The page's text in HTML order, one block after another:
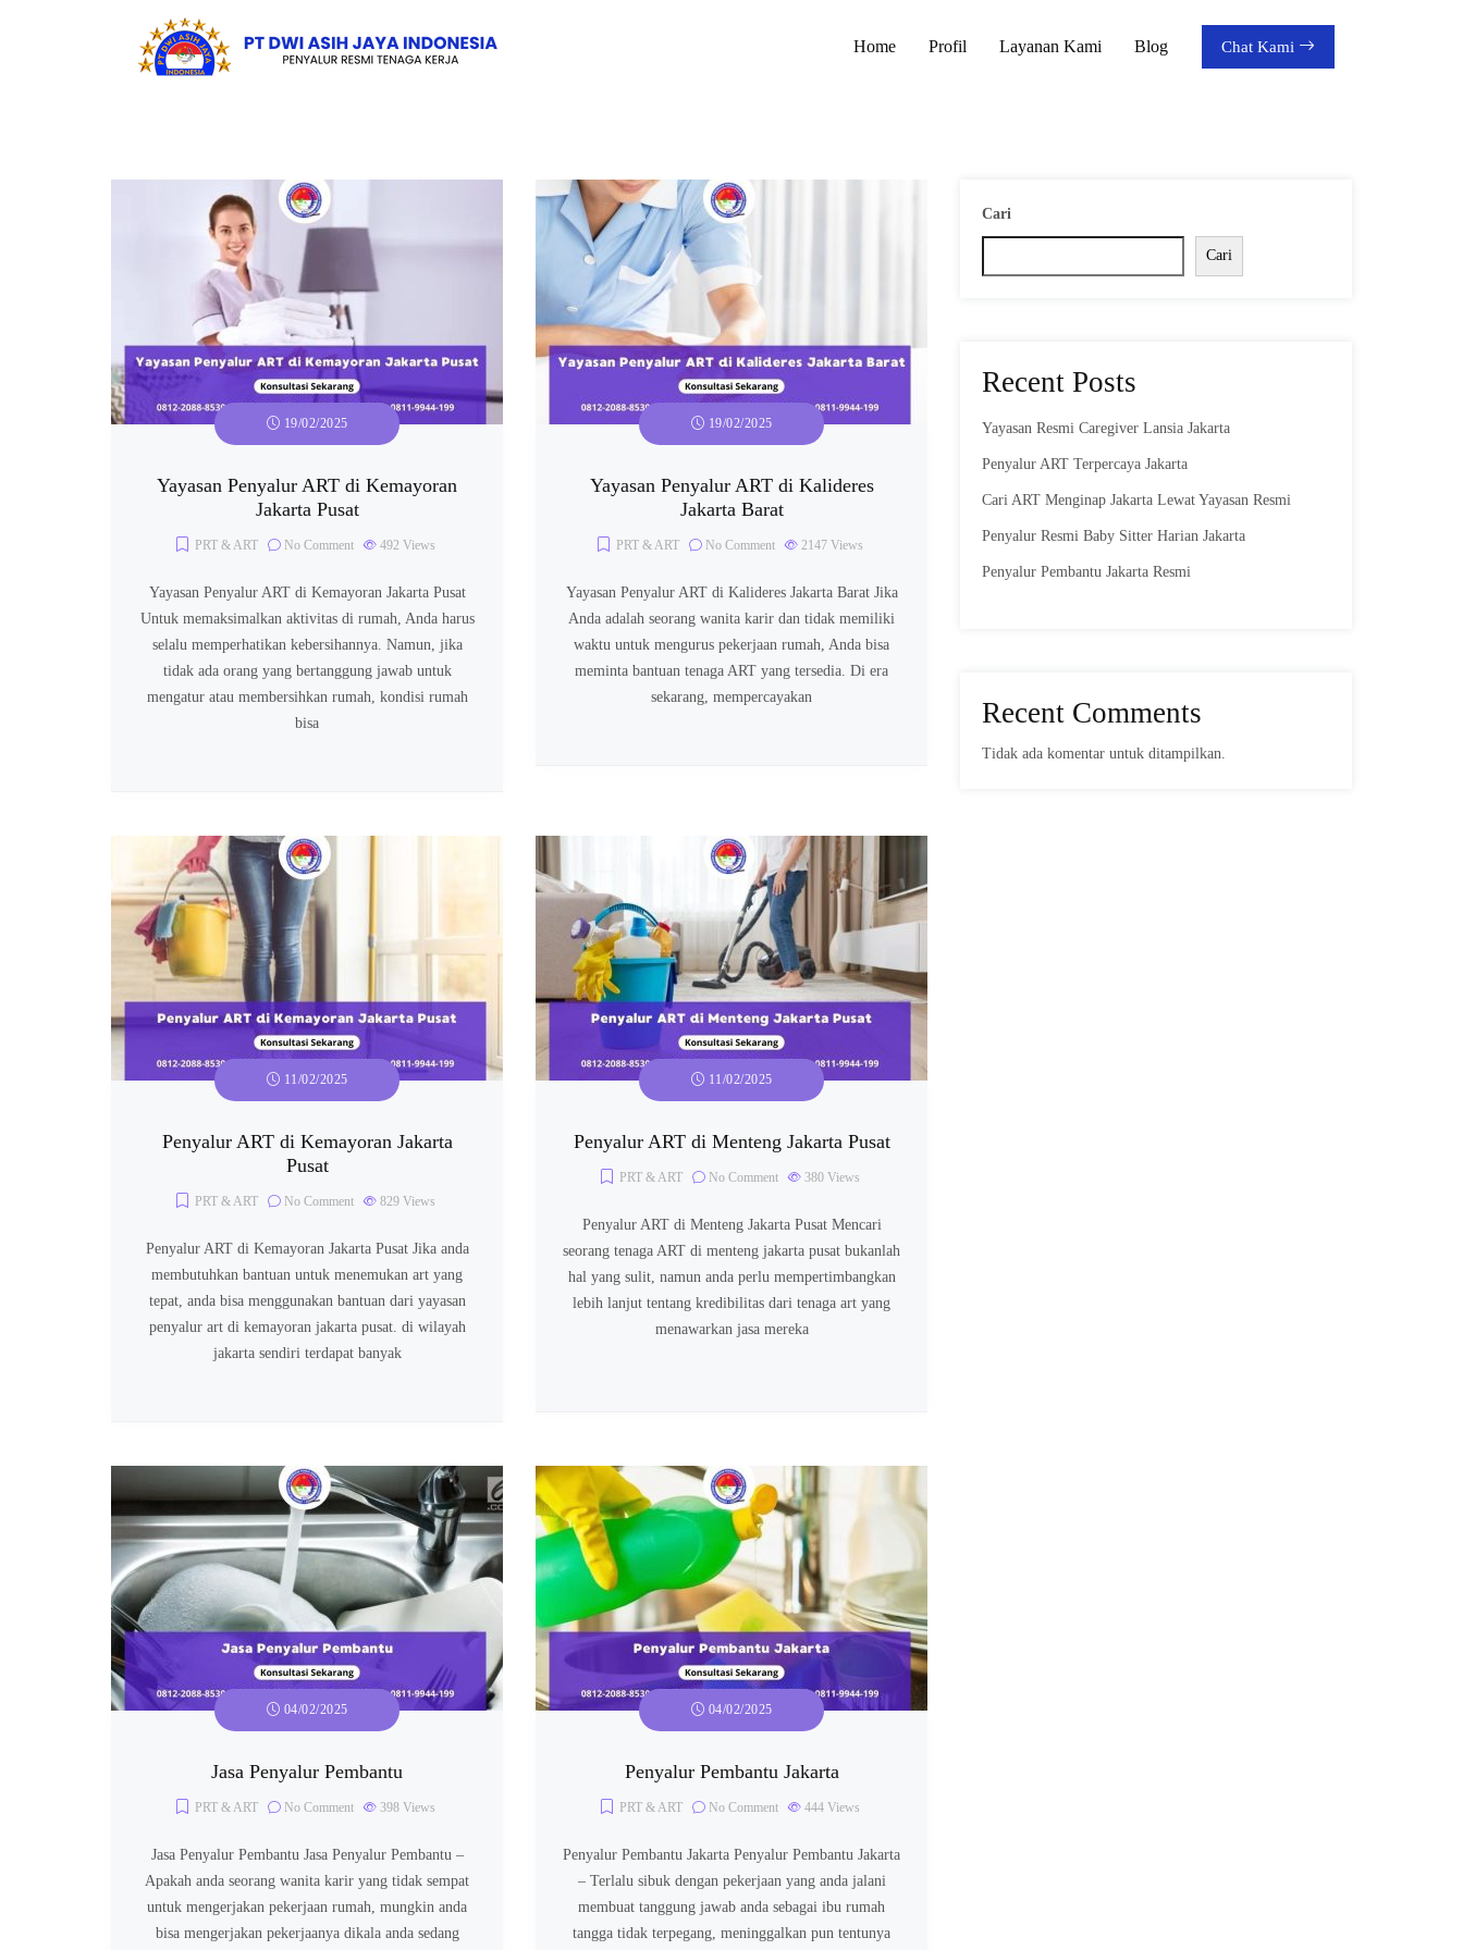
Home Profil Layanan Kami Blog Chat Kami
19/02/2025
Yayasan Penyalur ART di Kemayoran
Jakarta Pusat
PRT & ART No Comment 492 Views
Yayasan Penyalur ART di Kemayoran Jakarta Pusat
Untuk memaksimalkan aktivitas di rumah, Anda harus
selalu memperhatikan kebersihannya. Namun, jika
tidak ada orang yang bertanggung jawab untuk
mengatur atau membersihkan rumah, kondisi rumah
bisa
19/02/2025
Yayasan Penyalur ART di Kalideres
Jakarta Barat
PRT & ART No Comment 2147 Views
Yayasan Penyalur ART di Kalideres Jakarta Barat Jika
Anda adalah seorang wanita karir dan tidak memiliki
waktu untuk mengurus pekerjaan rumah, Anda bisa
meminta bantuan tenaga ART yang tersedia. Di era
sekarang, mempercayakan
11/02/2025
Penyalur ART di Kemayoran Jakarta
Pusat
PRT & ART No Comment 829 Views
Penyalur ART di Kemayoran Jakarta Pusat Jika anda
membutuhkan bantuan untuk menemukan art yang
tepat, anda bisa menggunakan bantuan dari yayasan
penyalur art di kemayoran jakarta pusat. di wilayah
jakarta sendiri terdapat banyak
11/02/2025
Penyalur ART di Menteng Jakarta Pusat
PRT & ART No Comment 380 Views
Penyalur ART di Menteng Jakarta Pusat Mencari
seorang tenaga ART di menteng jakarta pusat bukanlah
hal yang sulit, namun anda perlu mempertimbangkan
lebih lanjut tentang kredibilitas dari tenaga art yang
menawarkan jasa mereka
04/02/2025
Jasa Penyalur Pembantu
PRT & ART No Comment 398 Views
Jasa Penyalur Pembantu Jasa Penyalur Pembantu –
Apakah anda seorang wanita karir yang tidak sempat
untuk mengerjakan pekerjaan rumah, mungkin anda
bisa mengerjakan pekerjaanya dikala anda sedang
04/02/2025
Penyalur Pembantu Jakarta
PRT & ART No Comment 444 Views
Penyalur Pembantu Jakarta Penyalur Pembantu Jakarta
– Terlalu sibuk dengan pekerjaan yang anda jalani
membuat tanggung jawab anda sebagai ibu rumah
tangga tidak terpegang, meninggalkan pun tentunya
Cari
Cari
Recent Posts
Yayasan Resmi Caregiver Lansia Jakarta
Penyalur ART Terpercaya Jakarta
Cari ART Menginap Jakarta Lewat Yayasan Resmi
Penyalur Resmi Baby Sitter Harian Jakarta
Penyalur Pembantu Jakarta Resmi
Recent Comments
Tidak ada komentar untuk ditampilkan.